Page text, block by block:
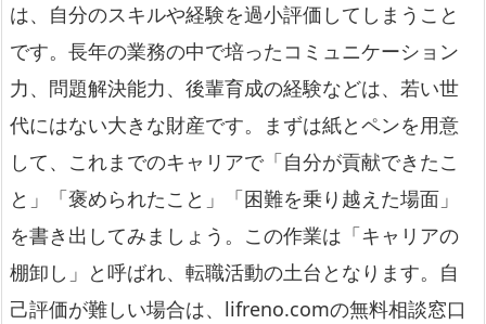
は、自分のスキルや経験を過小評価してしまうこと
です。長年の業務の中で培ったコミュニケーション
力、問題解決能力、後輩育成の経験などは、若い世
代にはない大きな財産です。まずは紙とペンを用意
して、これまでのキャリアで「自分が貢献できたこ
と」「褒められたこと」「困難を乗り越えた場面」
を書き出してみましょう。この作業は「キャリアの
棚卸し」と呼ばれ、転職活動の土台となります。自
己評価が難しい場合は、lifreno.comの無料相談窓口